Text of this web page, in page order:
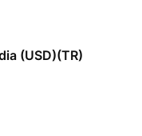
(USD)(TR)